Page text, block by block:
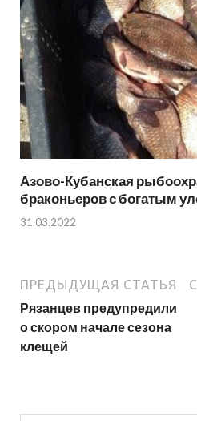
Азово-Кубанская
браконьеров с богатым
31.03.2022
ПРЕДЫДУЩАЯ СТАТЬЯ
Рязанцев предупредили
о скором начале сезона
клещей